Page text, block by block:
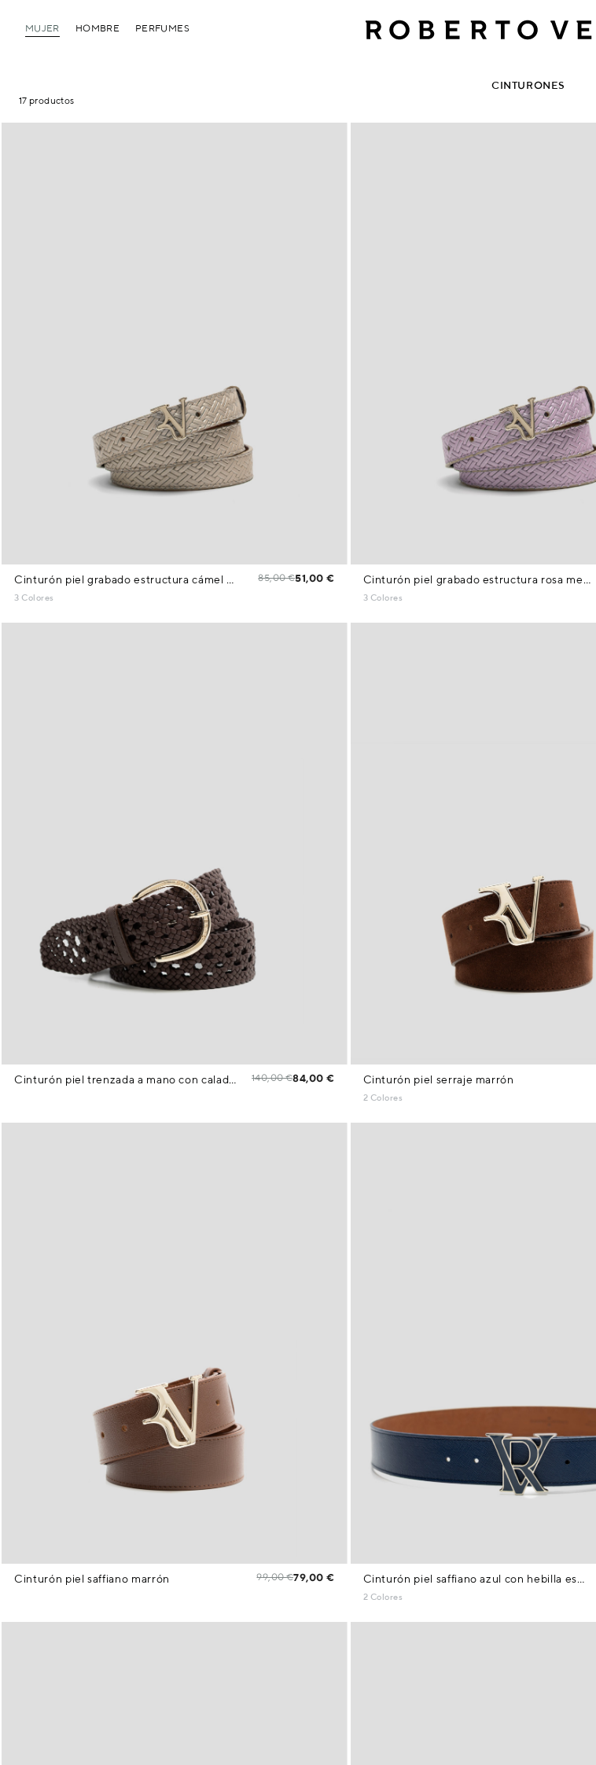
MUJER HOMBRE PERFUMES
CINTURONES
17 productos
Cinturón piel grabado estructura cámel metalizado 85,00 €51,00 €
3 Colores
Cinturón piel grabado estructura rosa metalizado
3 Colores
Cinturón piel trenzada a mano con calados color marrón 140,00 €84,00 € Cinturón piel serraje marrón
2 Colores
Cinturón piel saffiano marrón 99,00 €79,00 € Cinturón piel saffiano azul con hebilla esmaltada
2 Colores